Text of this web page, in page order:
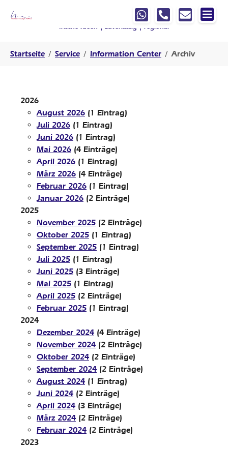
Ihre Werbeagentur, die mitdenkt !
frische Ideen | zuverlässig | regional
Startseite Service Information Center Archiv
2026
August 2026 (1 Eintrag)
Juli 2026 (1 Eintrag)
Juni 2026 (1 Eintrag)
Mai 2026 (4 Einträge)
April 2026 (1 Eintrag)
März 2026 (4 Einträge)
Februar 2026 (1 Eintrag)
Januar 2026 (2 Einträge)
2025
November 2025 (2 Einträge)
Oktober 2025 (1 Eintrag)
September 2025 (1 Eintrag)
Juli 2025 (1 Eintrag)
Juni 2025 (3 Einträge)
Mai 2025 (1 Eintrag)
April 2025 (2 Einträge)
Februar 2025 (1 Eintrag)
2024
Dezember 2024 (4 Einträge)
November 2024 (2 Einträge)
Oktober 2024 (2 Einträge)
September 2024 (2 Einträge)
August 2024 (1 Eintrag)
Juni 2024 (2 Einträge)
April 2024 (3 Einträge)
März 2024 (2 Einträge)
Februar 2024 (2 Einträge)
2023